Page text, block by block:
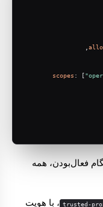
scopes : [
فعال‌بودن، همه
trusted- ، با هویت